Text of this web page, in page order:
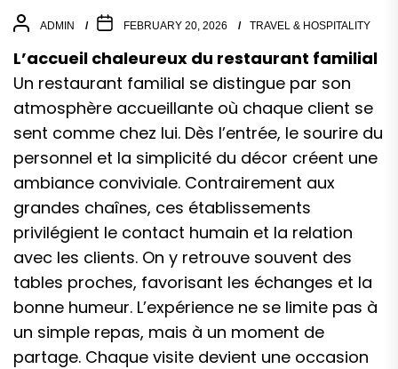
ADMIN FEBRUARY 20, 2026 TRAVEL & HOSPITALITY
L’accueil chaleureux du restaurant familial
Un restaurant familial se distingue par son
atmosphère accueillante où chaque client se
sent comme chez lui. Dès l’entrée, le sourire du
personnel et la simplicité du décor créent une
ambiance conviviale. Contrairement aux
grandes chaînes, ces établissements
privilégient le contact humain et la relation
avec les clients. On y retrouve souvent des
tables proches, favorisant les échanges et la
bonne humeur. L’expérience ne se limite pas à
un simple repas, mais à un moment de
partage. Chaque visite devient une occasion